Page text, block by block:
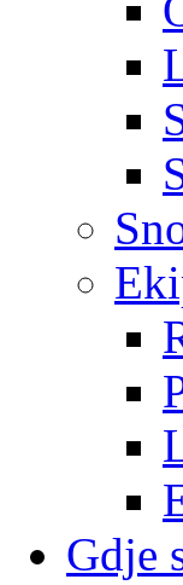
Gdje